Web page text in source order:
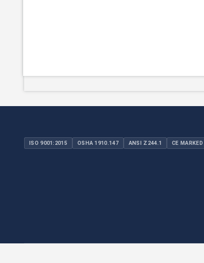
ISO 9001:2015 OSHA 1910.147 ANSI Z244.1 CE MARKED